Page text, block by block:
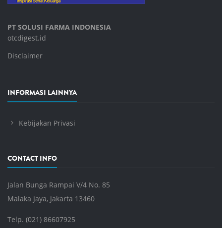
PT SOLUSI FARMA INDONESIA
otcdigest.id
Disclaimer
INFORMASI LAINNYA
Kebijakan Privasi
CONTACT INFO
Jalan Bunga Rampai V/4 No. 85
Malaka Jaya, Jakarta 13460
Telp. (021) 86607925